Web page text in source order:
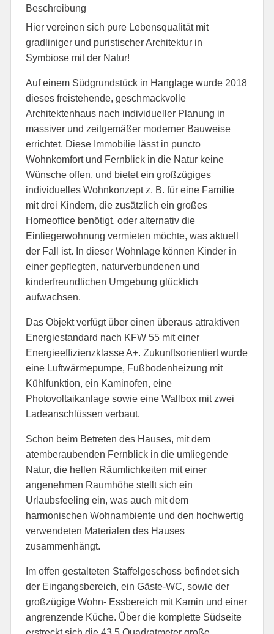
Beschreibung
Hier vereinen sich pure Lebensqualität mit
gradliniger und puristischer Architektur in
Symbiose mit der Natur!
Auf einem Südgrundstück in Hanglage wurde 2018
dieses freistehende, geschmackvolle
Architektenhaus nach individueller Planung in
massiver und zeitgemäßer moderner Bauweise
errichtet. Diese Immobilie lässt in puncto
Wohnkomfort und Fernblick in die Natur keine
Wünsche offen, und bietet ein großzügiges
individuelles Wohnkonzept z. B. für eine Familie
mit drei Kindern, die zusätzlich ein großes
Homeoffice benötigt, oder alternativ die
Einliegerwohnung vermieten möchte, was aktuell
der Fall ist. In dieser Wohnlage können Kinder in
einer gepflegten, naturverbundenen und
kinderfreundlichen Umgebung glücklich
aufwachsen.
Das Objekt verfügt über einen überaus attraktiven
Energiestandard nach KFW 55 mit einer
Energieeffizienzklasse A+. Zukunftsorientiert wurde
eine Luftwärmepumpe, Fußbodenheizung mit
Kühlfunktion, ein Kaminofen, eine
Photovoltaikanlage sowie eine Wallbox mit zwei
Ladeanschlüssen verbaut.
Schon beim Betreten des Hauses, mit dem
atemberaubenden Fernblick in die umliegende
Natur, die hellen Räumlichkeiten mit einer
angenehmen Raumhöhe stellt sich ein
Urlaubsfeeling ein, was auch mit dem
harmonischen Wohnambiente und den hochwertig
verwendeten Materialen des Hauses
zusammenhängt.
Im offen gestalteten Staffelgeschoss befindet sich
der Eingangsbereich, ein Gäste-WC, sowie der
großzügige Wohn- Essbereich mit Kamin und einer
angrenzende Küche. Über die komplette Südseite